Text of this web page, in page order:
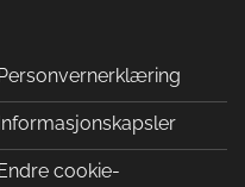
cookie-